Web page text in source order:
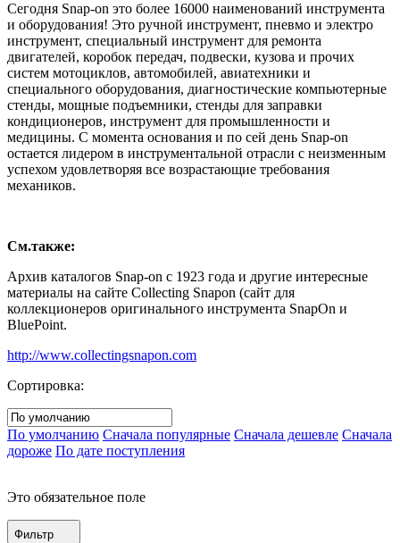
Сегодня Snap-on это более 16000 наименований инструмента
и оборудования! Это ручной инструмент, пневмо и электро
инструмент, специальный инструмент для ремонта
двигателей, коробок передач, подвески, кузова и прочих
систем мотоциклов, автомобилей, авиатехники и
специального оборудования, диагностические компьютерные
стенды, мощные подъемники, стенды для заправки
кондиционеров, инструмент для промышленности и
медицины. С момента основания и по сей день Snap-on
остается лидером в инструментальной отрасли с неизменным
успехом удовлетворяя все возрастающие требования
механиков.
См.также:
Архив каталогов Snap-on с 1923 года и другие интересные
материалы на сайте Collecting Snapon (сайт для
коллекционеров оригинального инструмента SnapOn и
BluePoint.
http://www.collectingsnapon.com
Сортировка:
По умолчанию Сначала популярные Сначала дешевле Сначала
дороже По дате поступления
Это обязательное поле
Фильтр